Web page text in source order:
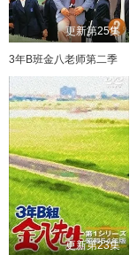
更新第25集
3年B班金八老师第二季
更新第23集